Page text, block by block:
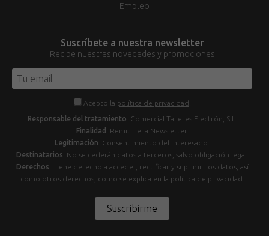
Empleo
Suscríbete a nuestra newsletter
Recibe nuestras novedades y promociones
Acepto la política de privacidad
Responsable del tratamiento: Comercial Talleres Electrón, S.L.
Finalidad : Remitirle la Newsletter.
Legitimación: Consentimiento del interesado.
Destinatarios: No se cederán datos a terceros, salvo obligación legal.
Derechos: Tiene derecho a acceder, rectificar y suprimir los datos, así
como otros derechos, como se explica en la política de privacidad.
Suscribirme